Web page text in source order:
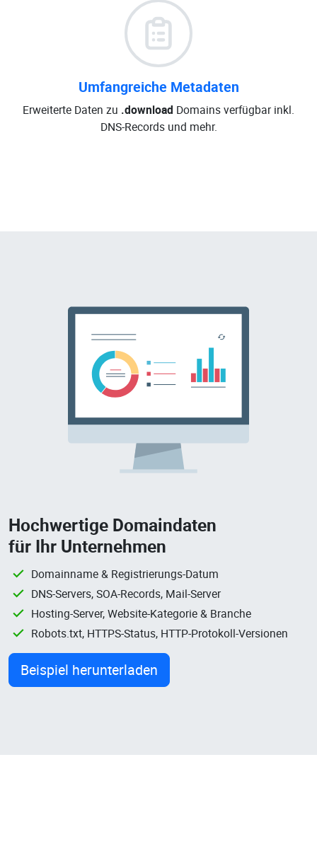
Umfangreiche Metadaten
Erweiterte Daten zu .download Domains verfügbar inkl.
DNS-Records und mehr.
Hochwertige Domaindaten
für Ihr Unternehmen
Domainname & Registrierungs-Datum
DNS-Servers, SOA-Records, Mail-Server
Hosting-Server, Website-Kategorie & Branche
Robots.txt, HTTPS-Status, HTTP-Protokoll-Versionen
Beispiel herunterladen